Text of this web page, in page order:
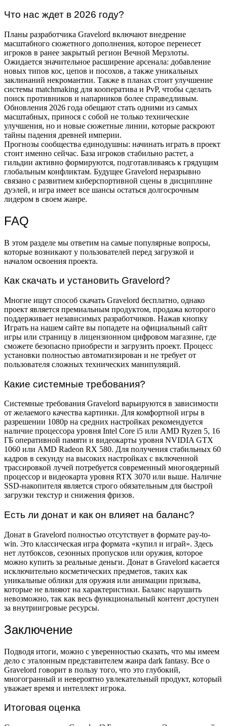
Что нас ждет в 2026 году?
Планы разработчика Gravelord включают внедрение
масштабного сюжетного дополнения, которое перенесет
игроков в ранее закрытый регион Вечной Мерзлоты.
Ожидается значительное расширение арсенала: добавление
новых типов кос, цепов и посохов, а также уникальных
заклинаний некромантии. Также в планах стоит улучшение
системы matchmaking для кооператива и PvP, чтобы сделать
поиск противников и напарников более справедливым.
Обновления 2026 года обещают стать одними из самых
масштабных, принося с собой не только технические
улучшения, но и новые сюжетные линии, которые раскроют
тайны падения древней империи.
Прогнозы сообщества единодушны: начинать играть в проект
стоит именно сейчас. База игроков стабильно растет, а
гильдии активно формируются, подготавливаясь к грядущим
глобальным конфликтам. Будущее Gravelord неразрывно
связано с развитием киберспортивной сцены в дисциплине
дуэлей, и игра имеет все шансы остаться долгосрочным
лидером в своем жанре.
FAQ
В этом разделе мы ответим на самые популярные вопросы,
которые возникают у пользователей перед загрузкой и
началом освоения проекта.
Как скачать и установить Gravelord?
Многие ищут способ скачать Gravelord бесплатно, однако
проект является премиальным продуктом, продажа которого
поддерживает независимых разработчиков. Нажав кнопку
Играть на нашем сайте вы попадете на официальный сайт
игры или страницу в лицензионном цифровом магазине, где
сможете безопасно приобрести и загрузить проект. Процесс
установки полностью автоматизирован и не требует от
пользователя сложных технических манипуляций.
Какие системные требования?
Системные требования Gravelord варьируются в зависимости
от желаемого качества картинки. Для комфортной игры в
разрешении 1080p на средних настройках рекомендуется
наличие процессора уровня Intel Core i5 или AMD Ryzen 5, 16
ГБ оперативной памяти и видеокарты уровня NVIDIA GTX
1060 или AMD Radeon RX 580. Для получения стабильных 60
кадров в секунду на высоких настройках с включенной
трассировкой лучей потребуется современный многоядерный
процессор и видеокарта уровня RTX 3070 или выше. Наличие
SSD-накопителя является строго обязательным для быстрой
загрузки текстур и снижения фризов.
Есть ли донат и как он влияет на баланс?
Донат в Gravelord полностью отсутствует в формате pay-to-
win. Это классическая игра формата «купил и играй». Здесь
нет лутбоксов, сезонных пропусков или оружия, которое
можно купить за реальные деньги. Донат в Gravelord касается
исключительно косметических предметов, таких как
уникальные облики для оружия или анимации призыва,
которые не влияют на характеристики. Баланс нарушить
невозможно, так как весь функциональный контент доступен
за внутриигровые ресурсы.
Заключение
Подводя итоги, можно с уверенностью сказать, что мы имеем
дело с эталонным представителем жанра dark fantasy. Все о
Gravelord говорит в пользу того, что это глубокий,
многогранный и невероятно увлекательный продукт, который
уважает время и интеллект игрока.
Итоговая оценка